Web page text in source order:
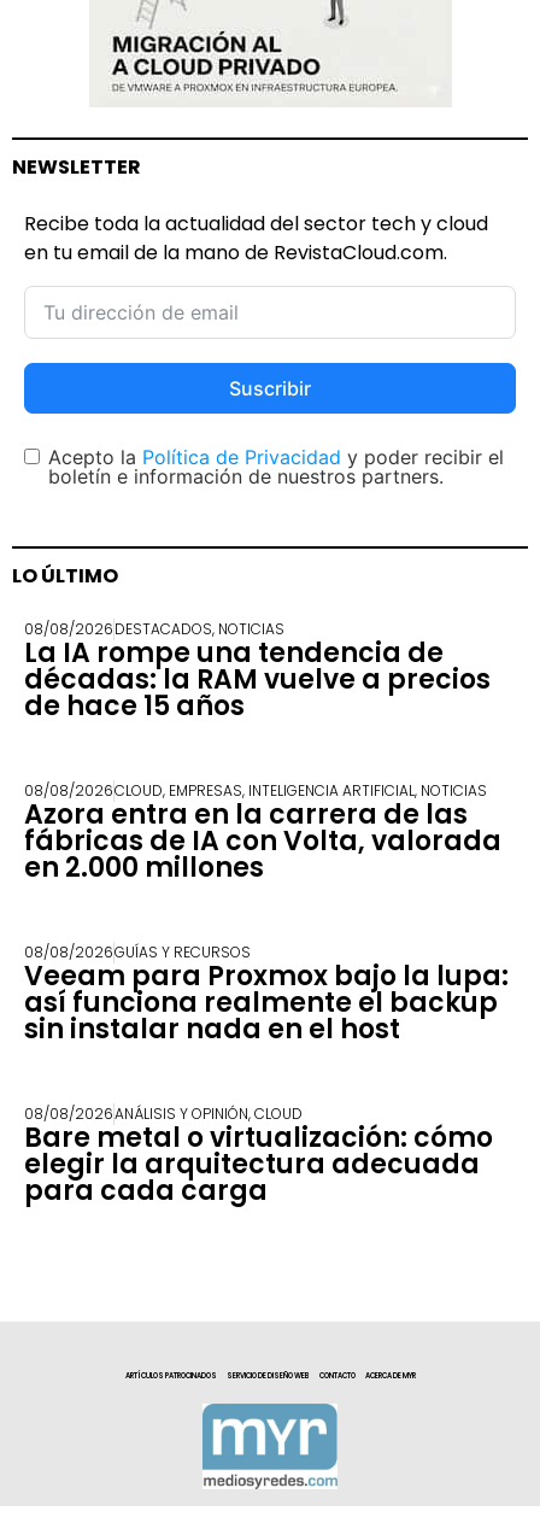
NEWSLETTER
Recibe toda la actualidad del sector tech y cloud
en tu email de la mano de RevistaCloud.com.
Suscribir
Acepto la Política de Privacidad y poder recibir el
boletín e información de nuestros partners.
LO ÚLTIMO
08/08/2026DESTACADOS, NOTICIAS
La IA rompe una tendencia de
décadas: la RAM vuelve a precios
de hace 15 años
08/08/2026CLOUD, EMPRESAS, INTELIGENCIA ARTIFICIAL, NOTICIAS
Azora entra en la carrera de las
fábricas de IA con Volta, valorada
en 2.000 millones
08/08/2026GUÍAS Y RECURSOS
Veeam para Proxmox bajo la lupa:
así funciona realmente el backup
sin instalar nada en el host
08/08/2026ANÁLISIS Y OPINIÓN,CLOUD
Bare metal o virtualización: cómo
elegir la arquitectura adecuada
para cada carga
ARTÍCULOS PATROCINADOS SERVICIO DE DISEÑO WEB CONTACTO ACERCA DE MYR